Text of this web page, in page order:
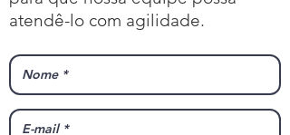
atendê-lo com agilidade.